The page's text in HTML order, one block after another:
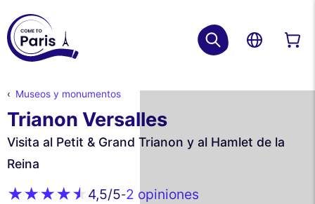
Museos y monumentos
Trianon Versalles
Visita al Petit & Grand Trianon y al Hamlet de la
Reina
4,5/5-2 opiniones